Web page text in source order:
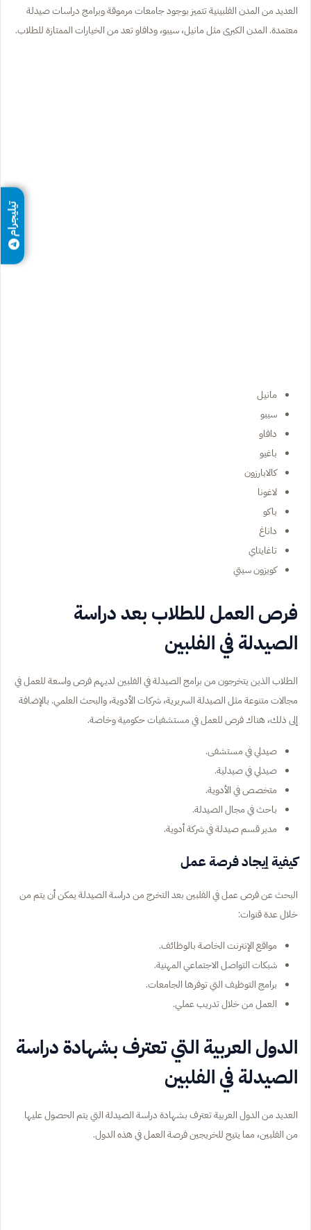
العديد من المدن الفلبينية تتميز بوجود جامعات مرموقة وبرامج دراسات صيدلة
معتمدة. المدن الكبرى مثل مانيل، سيبو، ودافاو تعد من الخيارات الممتازة للطلاب.
مانيل
سيبو
دافاو
باغيو
كالابارزون
لاغونا
باكو
داناغ
تاغايتاي
كويزون سيتي
فرص العمل للطلاب بعد دراسة
الصيدلة في الفلبين
الطلاب الذين يتخرجون من برامج الصيدلة في الفلبين لديهم فرص واسعة للعمل في
مجالات متنوعة مثل الصيدلة السريرية، شركات الأدوية، والبحث العلمي. بالإضافة
إلى ذلك، هناك فرص للعمل في مستشفيات حكومية وخاصة.
صيدلي في مستشفى.
صيدلي في صيدلية.
متخصص في الأدوية.
باحث في مجال الصيدلة.
مدير قسم صيدلة في شركة أدوية.
كيفية إيجاد فرصة عمل
البحث عن فرص عمل في الفلبين بعد التخرج من دراسة الصيدلة يمكن أن يتم من
خلال عدة قنوات:
مواقع الإنترنت الخاصة بالوظائف.
شبكات التواصل الاجتماعي المهنية.
برامج التوظيف التي توفرها الجامعات.
العمل من خلال تدريب عملي.
الدول العربية التي تعترف بشهادة دراسة
الصيدلة في الفلبين
العديد من الدول العربية تعترف بشهادة دراسة الصيدلة التي يتم الحصول عليها
من الفلبين، مما يتيح للخريجين فرصة العمل في هذه الدول.
تيليجرام